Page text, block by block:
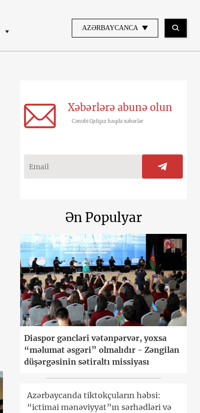
AZƏRBAYCANCA
Xəbərlərə abunə olun
Cənubi Qafqaz haqda xəbərlər
Ən Populyar
Diaspor gəncləri vətənpərvər, yoxsa
“məlumat əsgəri” olmalıdır - Zəngilan
düşərgəsinin sətiraltı missiyası
Azərbaycanda tiktokçuların həbsi:
“ictimai mənəviyyat”ın sərhədləri və